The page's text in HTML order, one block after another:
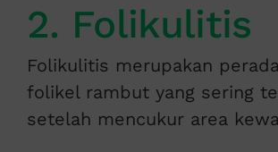
2. Folikulitis
Folikulitis merupakan
folikel rambut yang sering
setelah mencukur area